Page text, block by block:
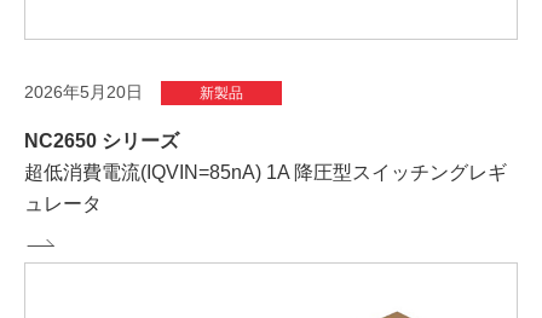
2026年5月20日 新製品
NC2650 シリーズ
超低消費電流(IQVIN=85nA) 1A 降圧型スイッチングレギ
ュレータ